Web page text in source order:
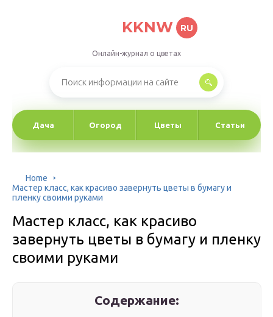
KKNW RU
Онлайн-журнал о цветах
Дача Огород Цветы Статьи
Home
Мастер класс, как красиво завернуть цветы в бумагу и
пленку своими руками
Мастер класс, как красиво
завернуть цветы в бумагу и пленку
своими руками
Содержание: